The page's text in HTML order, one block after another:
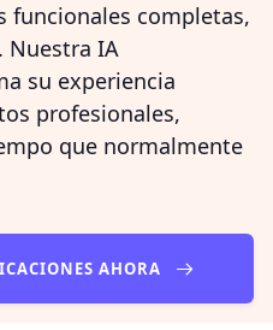
funcionales completas,
Nuestra IA
su experiencia
profesionales,
que normalmente
AHORA